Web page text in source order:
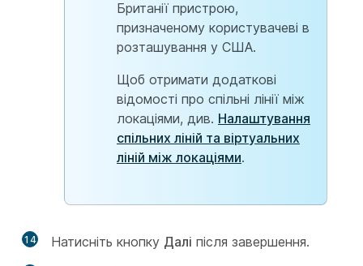
Британії пристрою,
призначеному користувачеві в
розташування у США.
Щоб отримати додаткові
відомості про спільні лінії між
локаціями, див. Налаштування
спільних ліній та віртуальних
ліній між локаціями.
14 Натисніть кнопку Далі після завершення.